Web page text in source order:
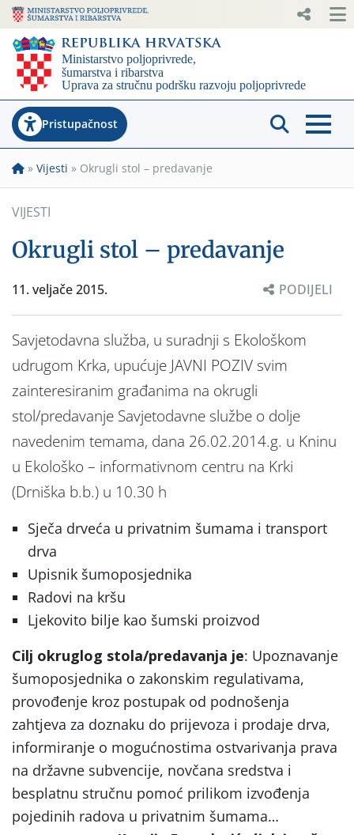
Pristupačnost
» Vijesti » Okrugli stol – predavanje
VIJESTI
Okrugli stol – predavanje
11. veljače 2015. PODIJELI
Savjetodavna služba, u suradnji s Ekološkom
udrugom Krka, upućuje JAVNI POZIV svim
zainteresiranim građanima na okrugli
stol/predavanje Savjetodavne službe o dolje
navedenim temama, dana 26.02.2014.g. u Kninu
u Ekološko – informativnom centru na Krki
(Drniška b.b.) u 10.30 h
Sječa drveća u privatnim šumama i transport
drva
Upisnik šumoposjednika
Radovi na kršu
Ljekovito bilje kao šumski proizvod
Cilj okruglog stola/predavanja je: Upoznavanje
šumoposjednika o zakonskim regulativama,
provođenje kroz postupak od podnošenja
zahtjeva za doznaku do prijevoza i prodaje drva,
informiranje o mogućnostima ostvarivanja prava
na državne subvencije, novčana sredstva i
besplatnu stručnu pomoć prilikom izvođenja
pojedinih radova u privatnim šumama…